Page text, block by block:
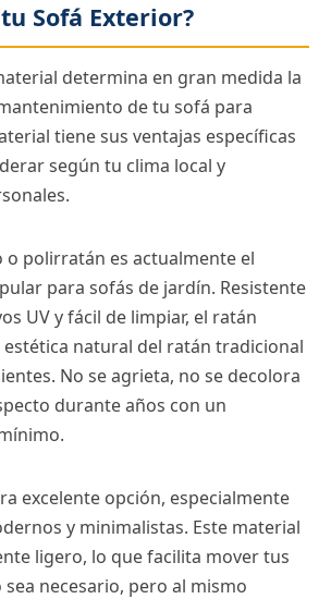
Sofá Exterior?
determina en gran medida la
de tu sofá para
tiene sus ventajas específicas
según tu clima local y
o polirratán es actualmente el
para sofás de jardín. Resistente
UV y fácil de limpiar, el ratán
natural del ratán tradicional
No se agrieta, no se decolora
durante años con un
excelente opción, especialmente
y minimalistas. Este material
ligero, lo que facilita mover tus
necesario, pero al mismo